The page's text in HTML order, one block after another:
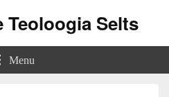
Teoloogia Selts
Menu